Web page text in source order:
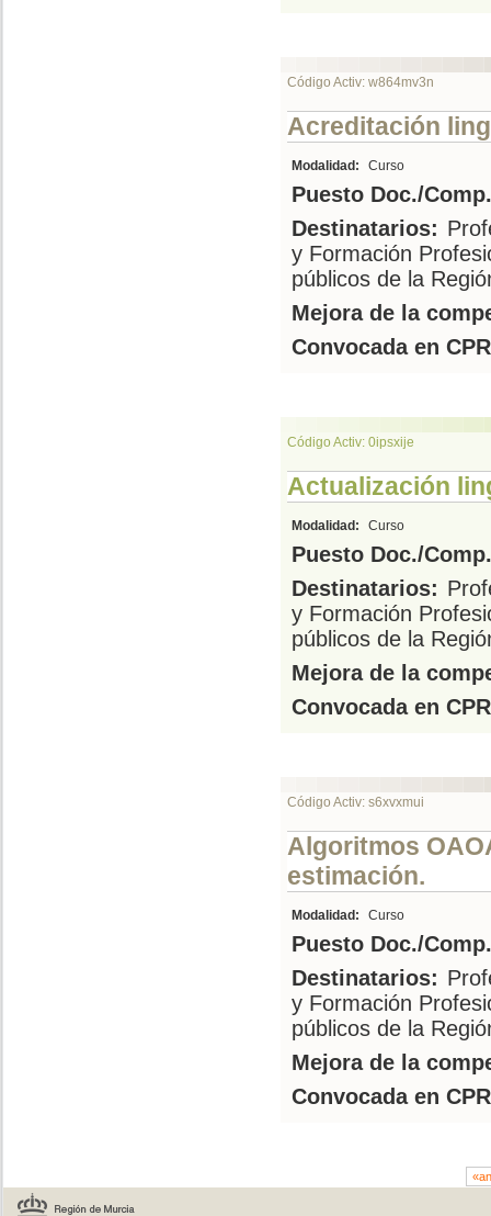
Código Activ: w864mv3n
Acreditación
Modalidad: Curso
Puesto Doc./
Destinatarios:
y Formación
públicos de la
Mejora de la
Convocada en
Código Activ: 0ipsxije
Actualización
Modalidad: Curso
Puesto Doc./
Destinatarios:
y Formación
públicos de la
Mejora de la
Convocada en
Código Activ: s6xvxmui
Algoritmos
estimación.
Modalidad: Curso
Puesto Doc./
Destinatarios:
y Formación
públicos de la
Mejora de la
Convocada en